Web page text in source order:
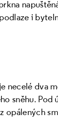
i
necelé dva
sněhu. Pod
opálených